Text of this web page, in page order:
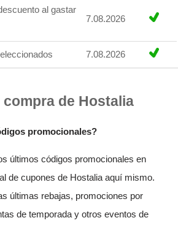
al gastar
7.08.2026
7.08.2026
de Hostalia
promocionales?
últimos códigos promocionales en
de cupones de Hostalia aquí mismo.
últimas rebajas, promociones por
de temporada y otros eventos de